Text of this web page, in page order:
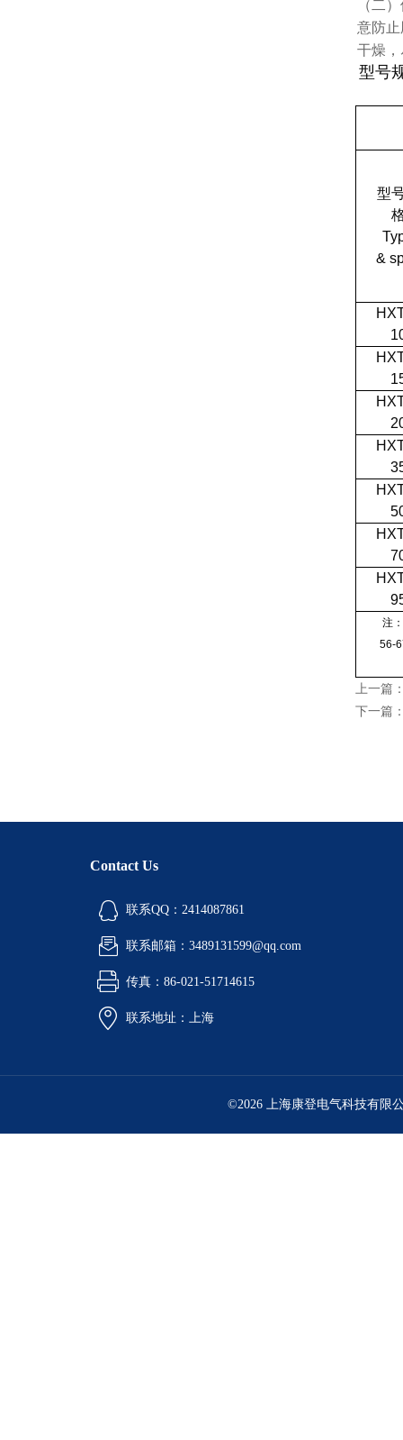
（二
意防
干燥
型号
型
&
注：
56-
上一篇
下一篇
Contact Us
联系QQ：2414087861
联系邮箱：3489131599@qq.com
传真：86-021-51714615
联系地址：上海
©2026 上海康登电气科技有限